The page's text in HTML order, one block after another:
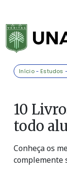
Início- Estudos -
10
todo
Conheça os
complemente